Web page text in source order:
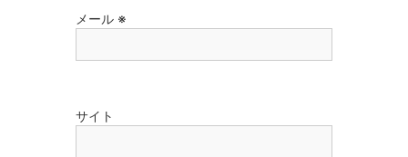
メール ※
サイト